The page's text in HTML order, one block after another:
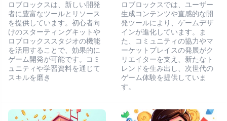
ロブロックスは、新しい開発
者に豊富なツールとリソース
を提供しています。初心者向
けのスターティングキットや
ロブロックススタジオの機能
を活用することで、効果的に
ゲーム開発が可能です。コミ
ュニティや学習資料を通じて
スキルを磨き
ロブロックスでは、ユーザー
生成コンテンツや直感的な開
発ツールにより、ゲームデザ
インが進化しています。ま
た、コミュニティの協力やマ
ーケットプレイスの発展がク
リエイターを支え、新たなト
レンドを生み出し、次世代の
ゲーム体験を提供していま
す。